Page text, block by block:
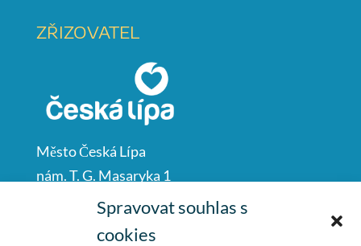
Spravovat souhlas s
cookies
ZŘIZOVATEL
Město Česká Lípa
nám. T. G. Masaryka 1
Česká Lípa